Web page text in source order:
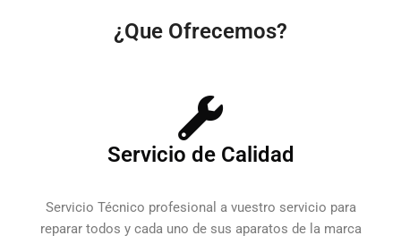
¿Que Ofrecemos?
Servicio de Calidad
Servicio Técnico profesional a vuestro servicio para
reparar todos y cada uno de sus aparatos de la marca